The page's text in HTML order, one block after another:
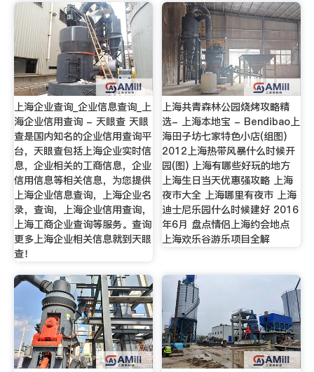
上海企业查询_企业信息查询_上
海企业信用查询 - 天眼查 天眼
查是国内知名的企业信用查询平
台，天眼查包括上海企业实时信
息，企业相关的工商信息，企业
信用信息等相关信息，为您提供
上海企业信息查询，上海企业名
录，查询，上海企业信用查询，
上海工商企业查询等服务。查询
更多上海企业相关信息就到天眼
查！
上海共青森林公园烧烤攻略精
选- 上海本地宝 - Bendibao上
海田子坊七家特色小店(组图)
2012上海热带风暴什么时候开
园(图) 上海有哪些好玩的地方
上海生日当天优惠强攻略 上海
夜市大全 上海哪里有夜市 上海
迪士尼乐园什么时候建好 2016
年6月 盘点情侣上海约会地点
上海欢乐谷游乐项目全解